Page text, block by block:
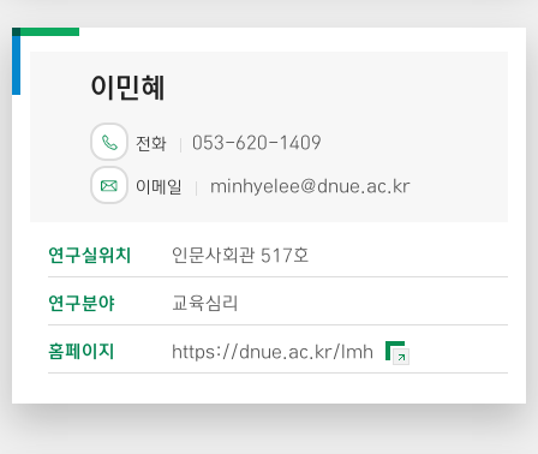
이민혜
전화
053-620-1409
이메일
minhyelee@dnue.ac.kr
연구실위치
인문사회관 517호
연구분야
교육심리
홈페이지
https://dnue.ac.kr/lmh